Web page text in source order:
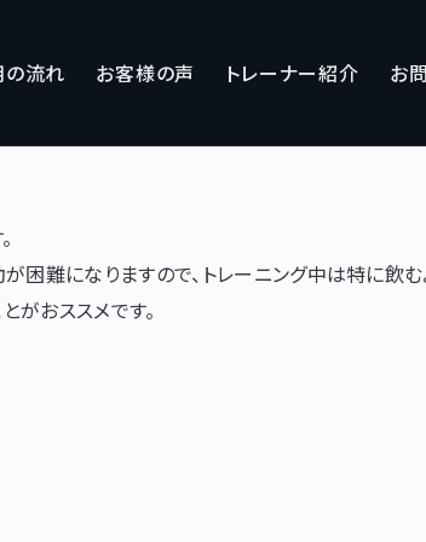
の流れ お客様の声 トレーナー紹介 お
難になりますので、トレーニング中は特に飲む
おススメです。